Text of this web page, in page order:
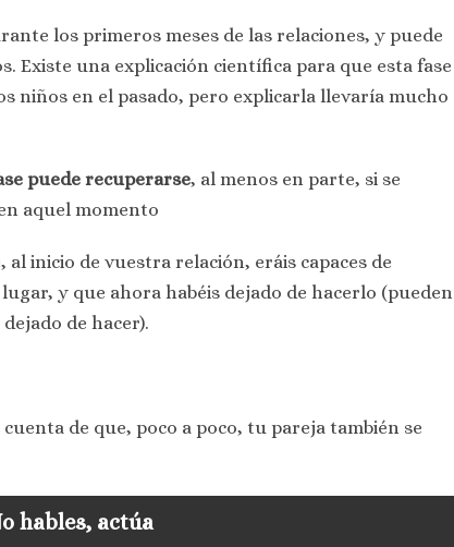
los primeros meses de las relaciones, y puede
Existe una explicación científica para que esta fase
niños en el pasado, pero explicarla llevaría mucho
puede recuperarse, al menos en parte, si se
aquel momento
inicio de vuestra relación, eráis capaces de
y que ahora habéis dejado de hacerlo (pueden
de hacer).
de que, poco a poco, tu pareja también se
hables, actúa